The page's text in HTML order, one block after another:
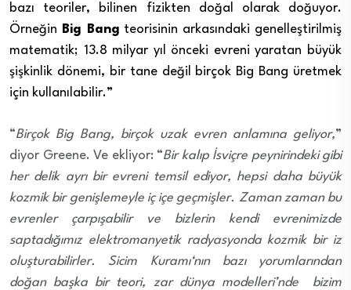
bazı teoriler, bilinen fizikten doğal olarak doğuyor.
Örneğin Big Bang teorisinin arkasındaki genelleştirilmiş
matematik; 13.8 milyar yıl önceki evreni yaratan büyük
şişkinlik dönemi, bir tane değil birçok Big Bang üretmek
için kullanılabilir.”
“Birçok Big Bang, birçok uzak evren anlamına geliyor,”
diyor Greene. Ve ekliyor: “Bir kalıp İsviçre peynirindeki gibi
her delik ayrı bir evreni temsil ediyor, hepsi daha büyük
kozmik bir genişlemeyle iç içe geçmişler. Zaman zaman bu
evrenler çarpışabilir ve bizlerin kendi evrenimizde
saptadığımız elektromanyetik radyasyonda kozmik bir iz
oluşturabilirler. Sicim Kuramı‘nın bazı yorumlarından
doğan başka bir teori, zar dünya modelleri’nde bizim